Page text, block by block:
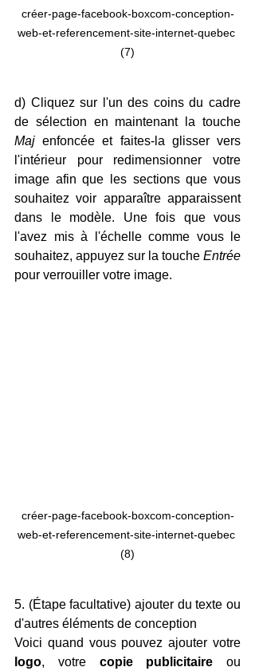
créer-page-facebook-boxcom-conception-
web-et-referencement-site-internet-quebec
(7)
d) Cliquez sur l'un des coins du cadre
Maj enfoncée et faites-la glisser vers
l'intérieur pour redimensionner votre
image afin que les sections que vous
souhaitez voir apparaître apparaissent
dans le modèle. Une fois que vous
l'avez mis à l'échelle comme vous le
souhaitez, appuyez sur la touche
pour verrouiller votre image.
créer-page-facebook-boxcom-conception-
web-et-referencement-site-internet-quebec
(8)
5. (Étape facultative) ajouter du texte ou
d'autres éléments de conception
logo, votre copie publicitaire ou